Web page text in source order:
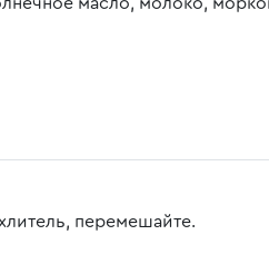
перемешайте.